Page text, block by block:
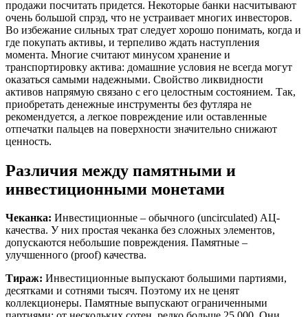
продажи посчитать придется. Некоторые банки насчитывают
очень большой спрэд, что не устраивает многих инвесторов.
Во избежание сильных трат следует хорошо понимать, когда и
где покупать активы, и терпеливо ждать наступления
момента. Многие считают минусом хранение и
транспортировку актива: домашние условия не всегда могут
оказаться самыми надежными. Свойство ликвидности
активов напрямую связано с его целостным состоянием. Так,
приобретать денежные инструменты без футляра не
рекомендуется, а легкое повреждение или оставленные
отпечатки пальцев на поверхности значительно снижают
ценность.
Различия между памятными и
инвестиционными монетами
Чеканка: Инвестиционные – обычного (uncirculated) АЦ-
качества. У них простая чеканка без сложных элементов,
допускаются небольшие повреждения. Памятные –
улучшенного (proof) качества.
Тираж: Инвестиционные выпускают большими партиями,
десятками и сотнями тысяч. Поэтому их не ценят
коллекционеры. Памятные выпускают ограниченными